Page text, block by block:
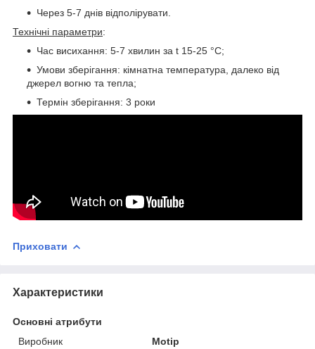
Через 5-7 днів відполірувати.
Технічні параметри:
Час висихання: 5-7 хвилин за t 15-25 °C;
Умови зберігання: кімнатна температура, далеко від
джерел вогню та тепла;
Термін зберігання: 3 роки
Приховати
Характеристики
Основні атрибути
Виробник
Motip